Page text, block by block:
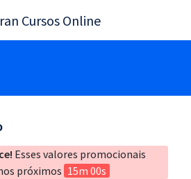
Esses valores promocionais
próximos 15m 00s